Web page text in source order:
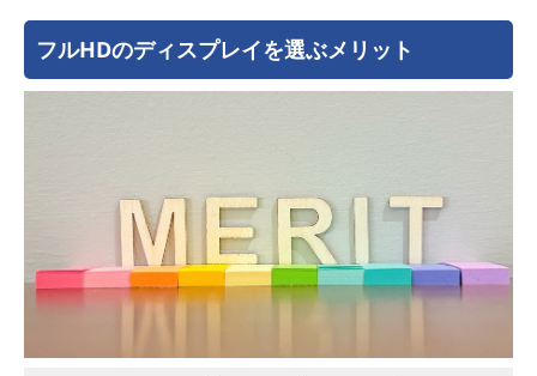
フルHDのディスプレイを選ぶメリット